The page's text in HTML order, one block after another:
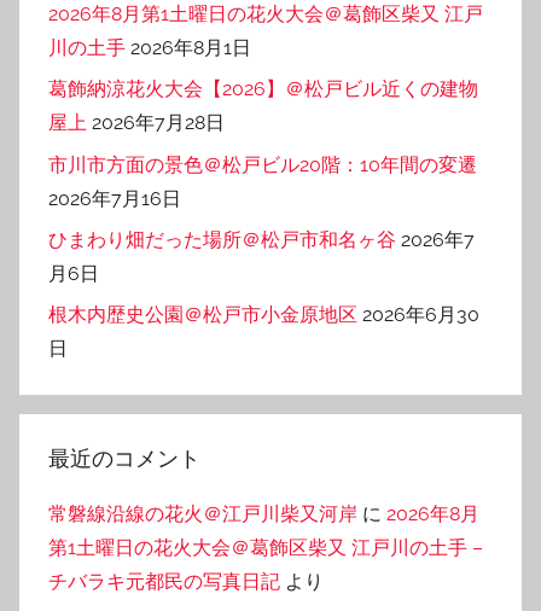
2026年8月第1土曜日の花火大会＠葛飾区柴又 江戸
川の土手 2026年8月1日
葛飾納涼花火大会【2026】＠松戸ビル近くの建物
屋上 2026年7月28日
市川市方面の景色＠松戸ビル20階：10年間の変遷
2026年7月16日
ひまわり畑だった場所＠松戸市和名ヶ谷 2026年7
月6日
根木内歴史公園＠松戸市小金原地区 2026年6月30
日
最近のコメント
常磐線沿線の花火＠江戸川柴又河岸 に 2026年8月
第1土曜日の花火大会＠葛飾区柴又 江戸川の土手 –
チバラキ元都民の写真日記 より